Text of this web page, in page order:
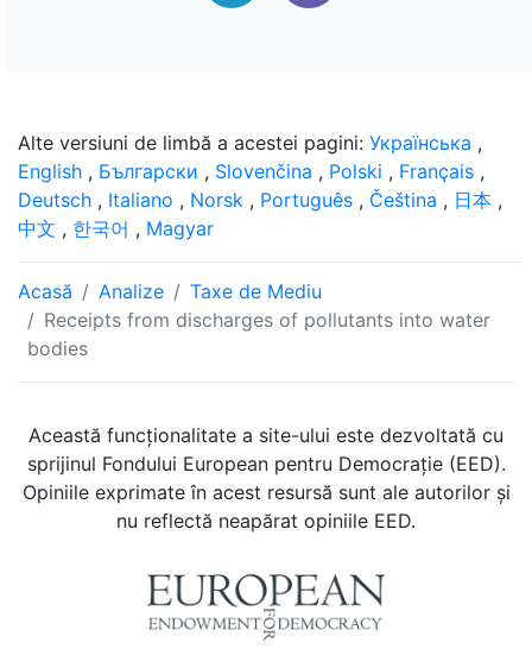
Acasă Analize
Taxe de Mediu
Receipts from discharges of pollutants into water
bodies
Alte versiuni de limbă a acestei pagini: Українська ,
English , Български , Slovenčina , Polski , Français ,
Deutsch , Italiano , Norsk , Português , Čeština , 日本 ,
中文 , 한국어 , Magyar
Această funcționalitate a site-ului este dezvoltată cu
sprijinul Fondului European pentru Democrație (EED).
Opiniile exprimate în acest resursă sunt ale autorilor și
nu reflectă neapărat opiniile EED.